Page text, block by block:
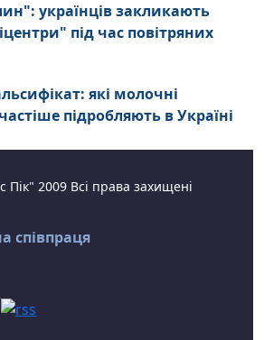
українців закликають
під час повітряних
які молочні
підробляють в Україні
2009 Всі права захищені
співпраця